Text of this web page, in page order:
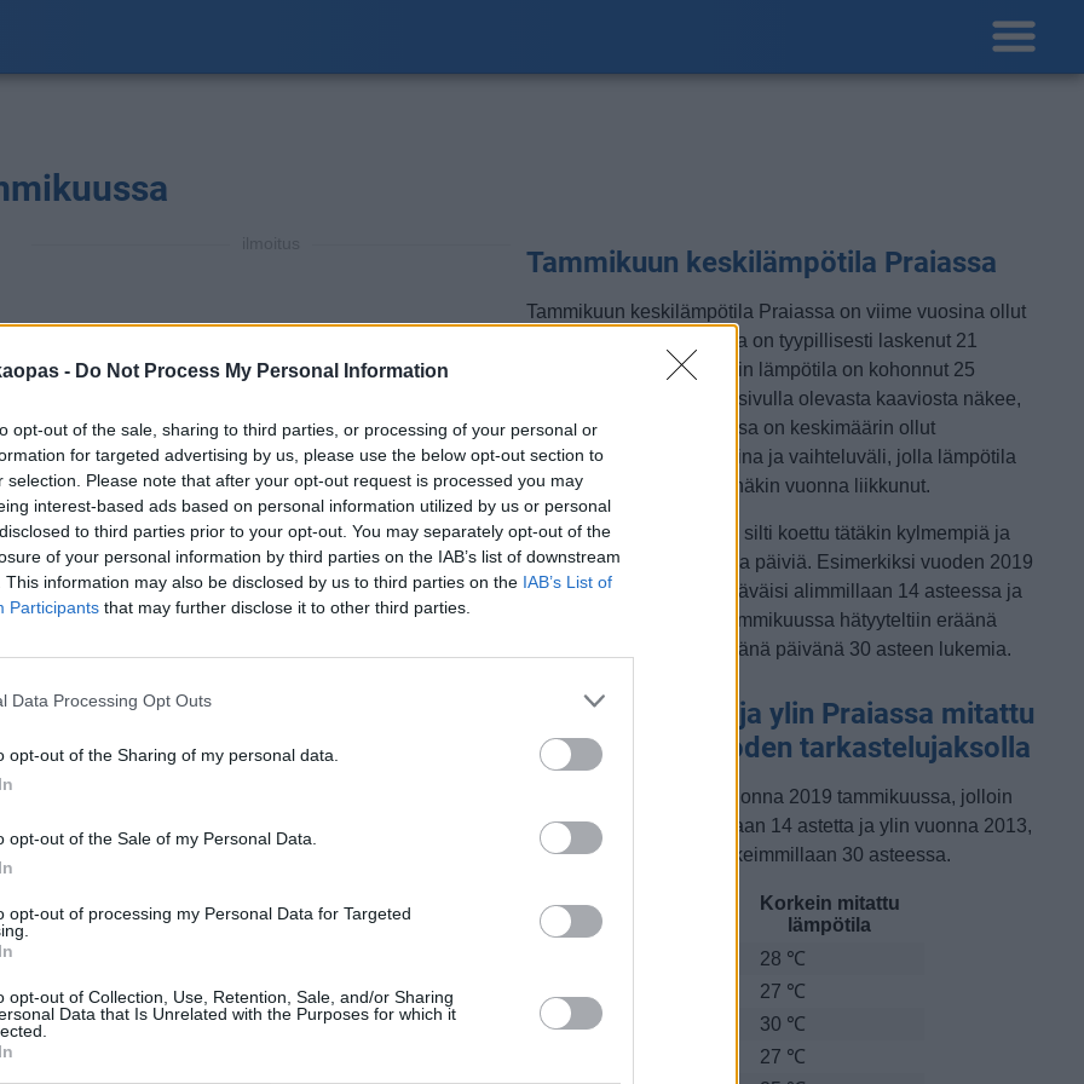
- Do Not Process My Personal Information
opt-out of the sale, sharing to third parties, or processing of your personal or
for targeted advertising by us, please use the below opt-out section to
selection. Please note that after your opt-out request is processed you may
interest-based ads based on personal information utilized by us or personal
to third parties prior to your opt-out. You may separately opt-out of the
of your personal information by third parties on the IAB’s list of downstream
This information may also be disclosed by us to third parties on the IAB’s List of
Participants that may further disclose it to other third parties.
Data Processing Opt Outs
opt-out of the Sharing of my personal data.
opt-out of the Sale of my Personal Data.
opt-out of processing my Personal Data for Targeted
opt-out of Collection, Use, Retention, Sale, and/or Sharing
Data that Is Unrelated with the Purposes for which it
Tammikuun keskilämpötila Praiassa
Tammikuun keskilämpötila Praiassa on viime vuosina ollut
23 astetta. Öisin lämpötila on tyypillisesti laskenut 21
asteen tienoille, ja päivisin lämpötila on kohonnut 25
asteen tuntumaan. Tällä sivulla olevasta kaaviosta näkee,
miten lämmin sää Praiassa on keskimäärin ollut
tammikuussa viime vuosina ja vaihteluväli, jolla lämpötila
tavallisina päivinä on minäkin vuonna liikkunut.
Hetkellisesti Praiassa on silti koettu tätäkin kylmempiä ja
lämpimämpiä tammikuisia päiviä. Esimerkiksi vuoden 2019
tammikuussa lämpötila käväisi alimmillaan 14 asteessa ja
toisaalta vuonna 2013 tammikuussa hätyyteltiin eräänä
poikkeuksellisen lämpimänä päivänä 30 asteen lukemia.
Tammikuun keskilämpötila Praiassa
10 vuoden tarkastelujaksolla
Alin
2011
24 ℃ 22 ℃
25 ℃
22 ℃ 20 ℃
24 ℃
2014
22 ℃ 20 ℃
24 ℃
Tammikuun alin ja ylin Praiassa mitattu
lämpötila 10 vuoden tarkastelujaksolla
Alin lämpötila mitattiin vuonna 2019 tammikuussa, jolloin
lämpötila oli matalimmillaan 14 astetta ja ylin vuonna 2013,
jolloin lämpötila kävi korkeimmillaan 30 asteessa.
Vuosi
Korkein mitattu
lämpötila
28 ℃
27 ℃
2013
18 ℃
30 ℃
27 ℃